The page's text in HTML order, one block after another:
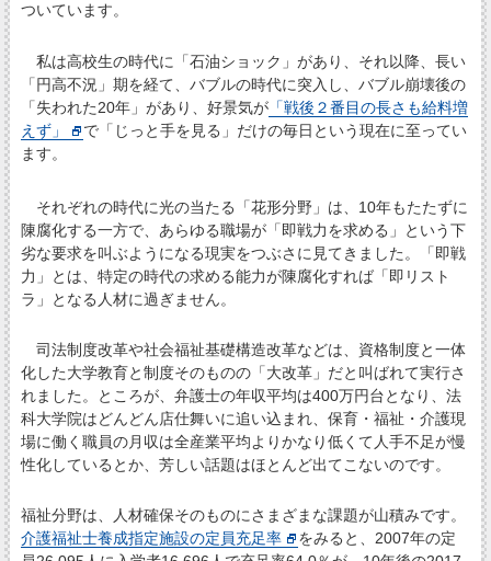
ついています。
私は高校生の時代に「石油ショック」があり、それ以降、長い
「円高不況」期を経て、バブルの時代に突入し、バブル崩壊後の
「失われた20年」があり、好景気が「戦後２番目の長さも給料増
えず」
で「じっと手を見る」だけの毎日という現在に至ってい
ます。
それぞれの時代に光の当たる「花形分野」は、10年もたたずに
陳腐化する一方で、あらゆる職場が「即戦力を求める」という下
劣な要求を叫ぶようになる現実をつぶさに見てきました。「即戦
力」とは、特定の時代の求める能力が陳腐化すれば「即リスト
ラ」となる人材に過ぎません。
司法制度改革や社会福祉基礎構造改革などは、資格制度と一体
化した大学教育と制度そのものの「大改革」だと叫ばれて実行さ
れました。ところが、弁護士の年収平均は400万円台となり、法
科大学院はどんどん店仕舞いに追い込まれ、保育・福祉・介護現
場に働く職員の月収は全産業平均よりかなり低くて人手不足が慢
性化しているとか、芳しい話題はほとんど出てこないのです。
福祉分野は、人材確保そのものにさまざまな課題が山積みです。
介護福祉士養成指定施設の定員充足率
をみると、2007年の定